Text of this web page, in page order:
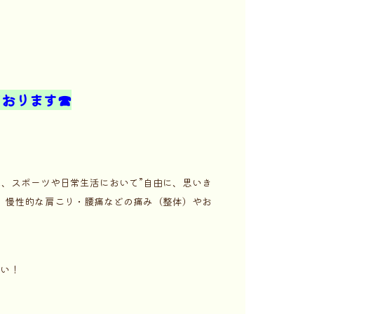
おります☎
スポーツや日常生活において”自由に、思いき
性的な肩こり・腰痛などの痛み（整体）やお
！